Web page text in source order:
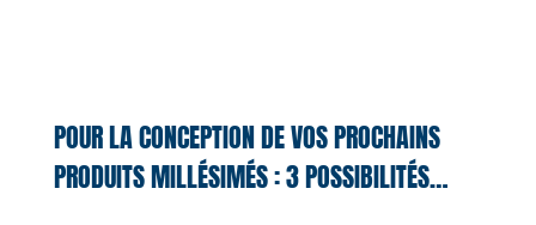
POUR LA CONCEPTION DE VOS PROCHAINS
PRODUITS MILLÉSIMÉS : 3 POSSIBILITÉS…